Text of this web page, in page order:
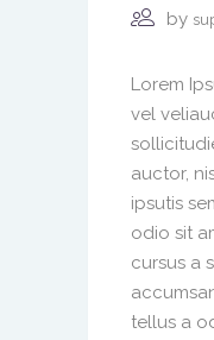
by
Lorem
vel
auctor,
ipsutis
odio sit
cursus a
tellus a